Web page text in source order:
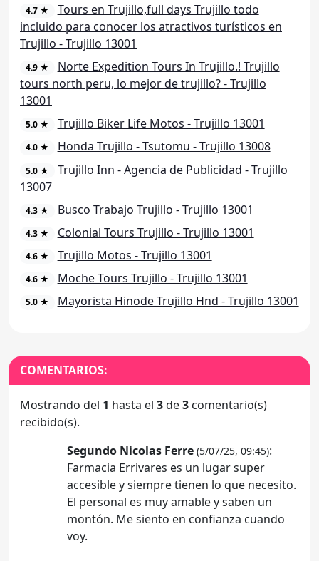
4.7 ★
Tours en Trujillo,full days Trujillo todo
incluido para conocer los atractivos turísticos en
Trujillo - Trujillo 13001
4.9 ★
Norte Expedition Tours In Trujillo.! Trujillo
tours north peru, lo mejor de trujillo? - Trujillo
13001
5.0 ★ Trujillo Biker Life Motos - Trujillo 13001
4.0 ★ Honda Trujillo - Tsutomu - Trujillo 13008
5.0 ★
Trujillo Inn - Agencia de Publicidad - Trujillo
13007
4.3 ★ Busco Trabajo Trujillo - Trujillo 13001
4.3 ★ Colonial Tours Trujillo - Trujillo 13001
4.6 ★ Trujillo Motos - Trujillo 13001
4.6 ★ Moche Tours Trujillo - Trujillo 13001
5.0 ★ Mayorista Hinode Trujillo Hnd - Trujillo 13001
COMENTARIOS:
Mostrando del 1 hasta el 3de3 comentario(s)
recibido(s).
Segundo Nicolas Ferre (5/07/25, 09:45):
Farmacia Errivares es un lugar super
accesible y siempre tienen lo que necesito.
El personal es muy amable y saben un
montón. Me siento en confianza cuando
voy.